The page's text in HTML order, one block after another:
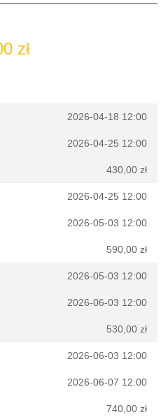
zł
2026-04-18 12:00
2026-04-25 12:00
430,00 zł
2026-04-25 12:00
2026-05-03 12:00
590,00 zł
2026-05-03 12:00
2026-06-03 12:00
530,00 zł
2026-06-03 12:00
2026-06-07 12:00
740,00 zł